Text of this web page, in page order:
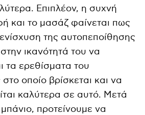
Επιπλέον, η συχνή
και το μασάζ φαίνεται πως
της αυτοπεποίθησης
ικανότητά του να
τα ερεθίσματα του
οποίο βρίσκεται και να
καλύτερα σε αυτό. Μετά
προτείνουμε να